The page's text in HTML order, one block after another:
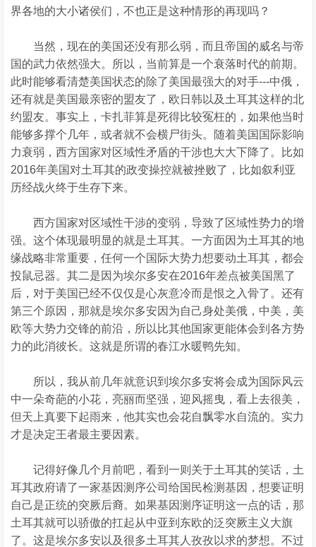
界各地的大小诸侯们，不也正是这种情形的再现吗？
当然，现在的美国还没有那么弱，而且帝国的威名与帝
国的武力依然强大。所以，当前算是一个衰落时代的前期。
此时能够看清楚美国状态的除了美国最强大的对手---中俄，
还有就是美国最亲密的盟友了，欧日韩以及土耳其这样的北
约盟友。事实上，卡扎菲算是死得比较冤枉的，如果他当时
能够多撑个几年，或者就不会横尸街头。随着美国国际影响
力衰弱，西方国家对区域性矛盾的干涉也大大下降了。比如
2016年美国对土耳其的政变操控就被挫败了，比如叙利亚
历经战火终于生存下来。
西方国家对区域性干涉的变弱，导致了区域性势力的增
强。这个体现最明显的就是土耳其。一方面因为土耳其的地
缘战略非常重要，任何一个国际大势力想要动土耳其，都会
投鼠忌器。其二是因为埃尔多安在2016年差点被美国黑了
后，对于美国已经不仅仅是心灰意冷而是恨之入骨了。还有
第三个原因，那就是埃尔多安因为自己身处美俄，中美，美
欧等大势力交锋的前沿，所以比其他国家更能体会到各方势
力的此消彼长。这就是所谓的春江水暖鸭先知。
所以，我从前几年就意识到埃尔多安将会成为国际风云
中一朵奇葩的小花，亮丽而坚强，迎风摇曳，看上去很美，
但天上真要下起雨来，他其实也会花自飘零水自流的。实力
才是决定王者最主要因素。
记得好像几个月前吧，看到一则关于土耳其的笑话，土
耳其政府请了一家基因测序公司给国民检测基因，想要证明
自己是正统的突厥后裔。如果基因测序证明这一点的话，那
土耳其就可以骄傲的扛起从中亚到东欧的泛突厥主义大旗
了。这是埃尔多安以及很多土耳其人孜孜以求的梦想。不过